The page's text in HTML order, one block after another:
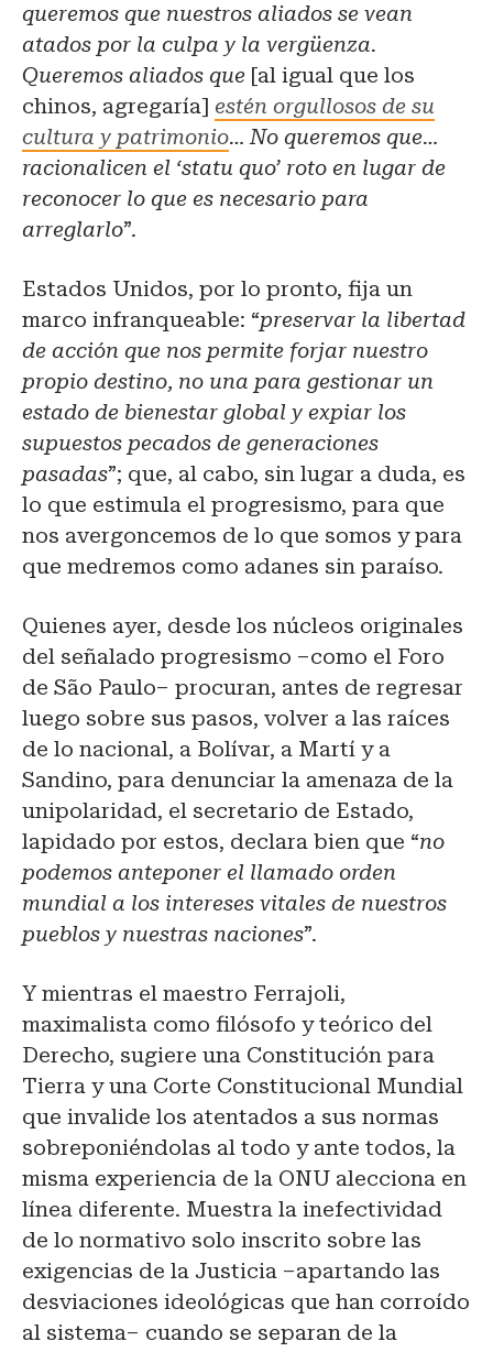
queremos que nuestros aliados se vean
atados por la culpa y la vergüenza.
Queremos aliados que [al igual que los
chinos, agregaría] estén orgullosos de su
cultura y patrimonio… No queremos que…
racionalicen el ‘statu quo’ roto en lugar de
reconocer lo que es necesario para
arreglarlo”.
Estados Unidos, por lo pronto, fija un
marco infranqueable: “preservar la libertad
de acción que nos permite forjar nuestro
propio destino, no una para gestionar un
estado de bienestar global y expiar los
supuestos pecados de generaciones
pasadas”; que, al cabo, sin lugar a duda, es
lo que estimula el progresismo, para que
nos avergoncemos de lo que somos y para
que medremos como adanes sin paraíso.
Quienes ayer, desde los núcleos originales
del señalado progresismo –como el Foro
de São Paulo– procuran, antes de regresar
luego sobre sus pasos, volver a las raíces
de lo nacional, a Bolívar, a Martí y a
Sandino, para denunciar la amenaza de la
unipolaridad, el secretario de Estado,
lapidado por estos, declara bien que “no
podemos anteponer el llamado orden
mundial a los intereses vitales de nuestros
pueblos y nuestras naciones”.
Y mientras el maestro Ferrajoli,
maximalista como filósofo y teórico del
Derecho, sugiere una Constitución para
Tierra y una Corte Constitucional Mundial
que invalide los atentados a sus normas
sobreponiéndolas al todo y ante todos, la
misma experiencia de la ONU alecciona en
línea diferente. Muestra la inefectividad
de lo normativo solo inscrito sobre las
exigencias de la Justicia –apartando las
desviaciones ideológicas que han corroído
al sistema– cuando se separan de la